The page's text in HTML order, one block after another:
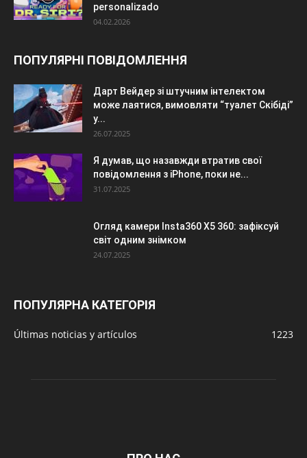
personalizado
04.02.2026
ПОПУЛЯРНІ ПОВІДОМЛЕННЯ
Дарт Вейдер зі штучним інтелектом
може лаятися, вимовляти “туалет Скібіді”
у...
26.07.2025
Я думав, що назавжди втратив свої
повідомлення з iPhone, поки не...
31.07.2025
Огляд камери Insta360 X5 360: зафіксуй
світ одним знімком
24.07.2025
ПОПУЛЯРНА КАТЕГОРІЯ
Últimas noticias y artículos 1223